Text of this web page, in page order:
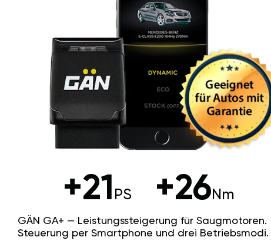
+21 PS +26Nm
GÄN GA+ — Leistungssteigerung für Saugmotoren.
Steuerung per Smartphone und drei Betriebsmodi.